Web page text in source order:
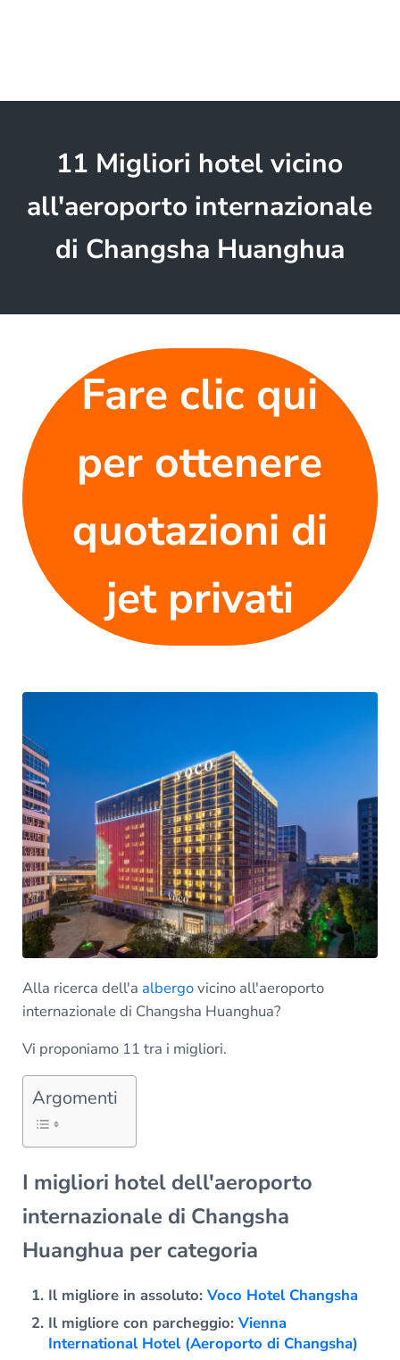
11 Migliori hotel vicino
all'aeroporto internazionale
di Changsha Huanghua
Fare clic qui
per ottenere
quotazioni di
jet privati
Alla ricerca dell'a albergovicino all'aeroporto
internazionale di Changsha Huanghua?
Vi proponiamo 11 tra i migliori.
Argomenti
I migliori hotel dell'aeroporto
internazionale di Changsha
Huanghua per categoria
Il migliore in assoluto:Voco Hotel Changsha
Il migliore con parcheggio:Vienna
International Hotel (Aeroporto di Changsha)